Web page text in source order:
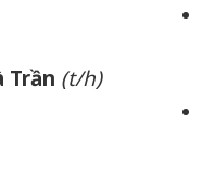
Trần (t/h)